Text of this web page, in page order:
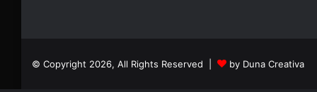
© Copyright 2026, All Rights Reserved | by Duna Creativa